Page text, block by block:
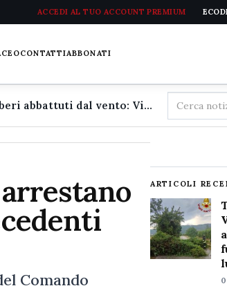
ACCEDI AL TUO ACCOUNT PREMIUM
CONTATTIABBONATI
Tromba d'aria nella valle del Volturno, decine di alberi abbattuti dal vento: Vigili del fuoco ripristinano lo stato dei luoghi
Cerca
nel
Comando
ARTICOLI